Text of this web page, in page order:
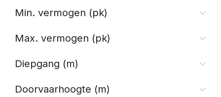
Min. vermogen (pk)
Max. vermogen (pk)
Diepgang (m)
Doorvaarhoogte (m)